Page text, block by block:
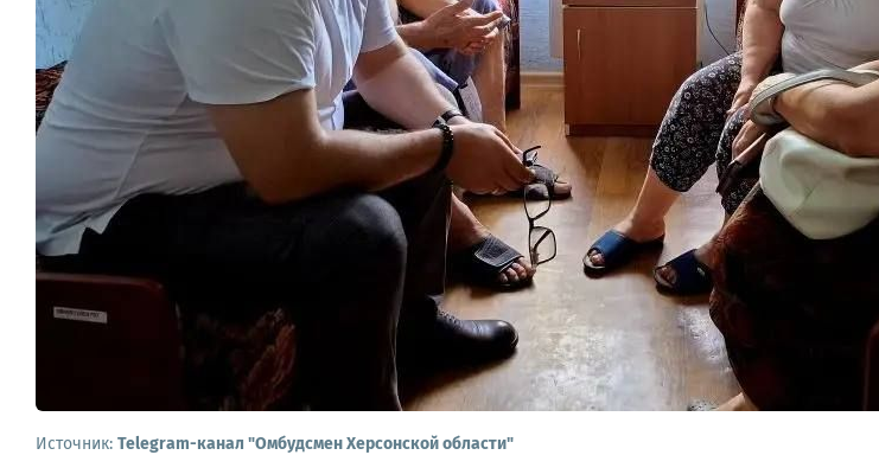
Источник: Telegram-канал "Омбудсмен Херсонской области"